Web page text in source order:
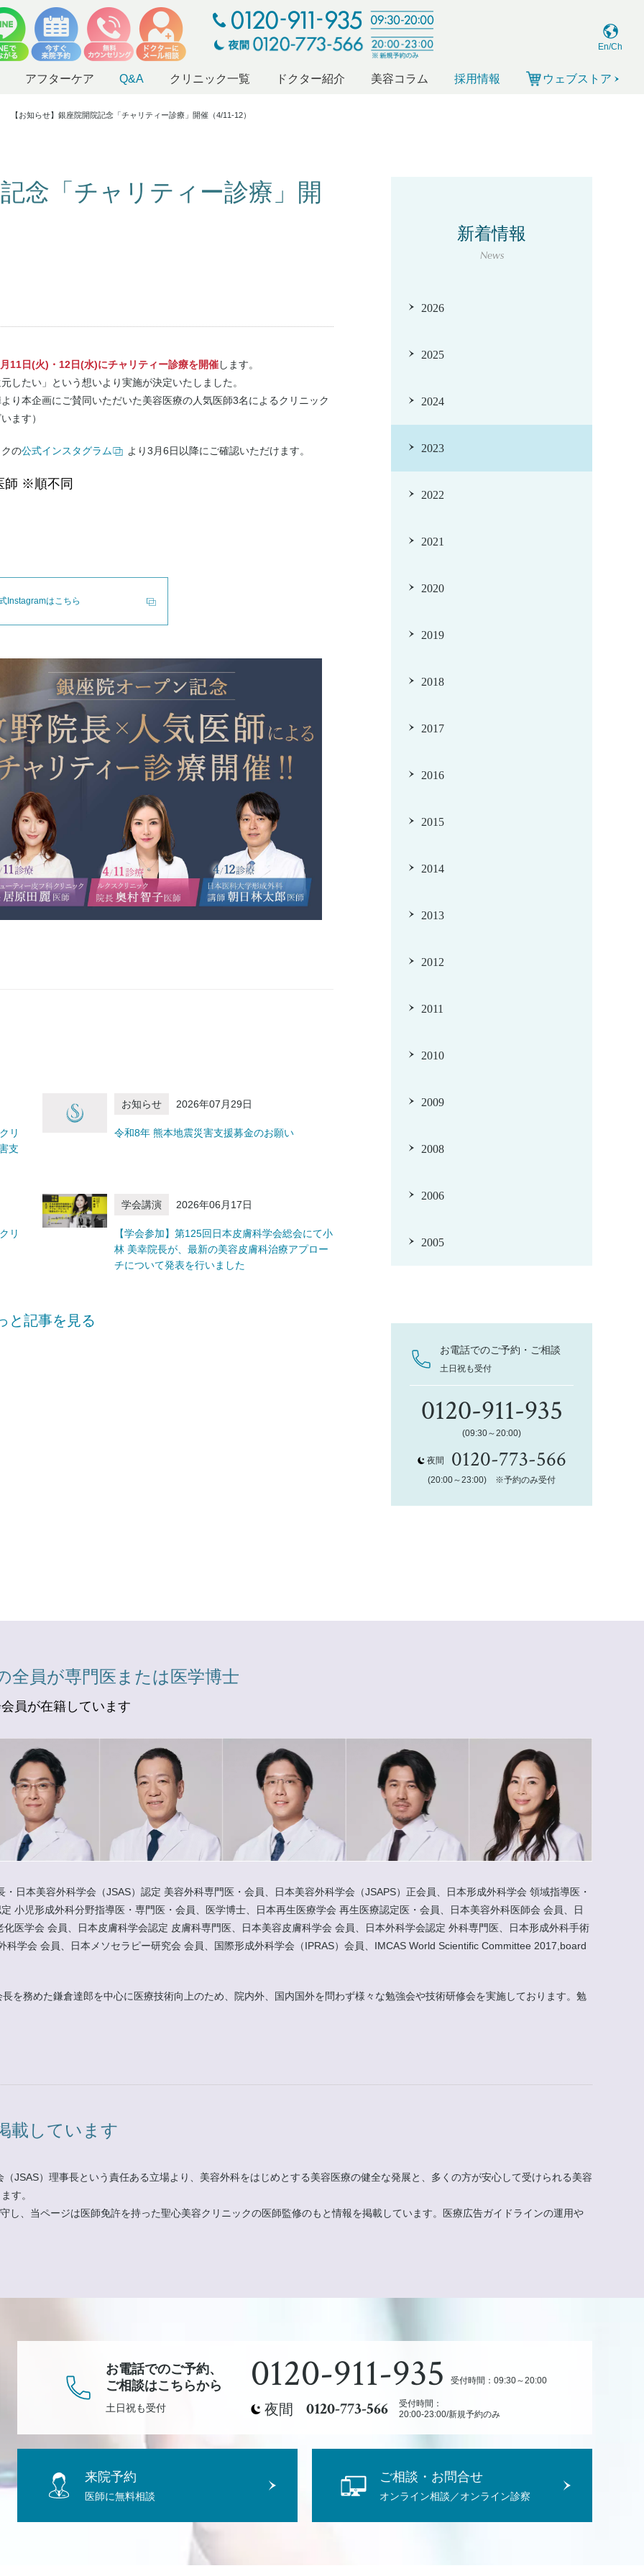
En/Ch
アフターケア Q&A クリニック一覧 ドクター紹介 美容コラム 採用情報 ウェブストア
【お知らせ】銀座院開院記念「チャリティー診療」開催（4/11-12）
新着情報
News
2026
2025
2024
2023
2022
2021
2020
2019
2018
2017
2016
2015
2014
2013
2012
2011
2010
2009
2008
2006
2005
お電話でのご予約・ご相談
土日祝も受付
0120-911-935
(09:30～20:00)
夜間 0120-773-566
(20:00～23:00) ※予約のみ受付
念「チャリティー診療」開
11日(火)・12日(水)にチャリティー診療を開催します。
したい」という想いより実施が決定いたしました。
り本企画にご賛同いただいた美容医療の人気医師3名によるクリニック
ます）
の公式インスタグラム より3月6日以降にご確認いただけます。
師 ※順不同
Instagramはこちら
リ
支
お知らせ 2026年07月29日
令和8年 熊本地震災害支援募金のお願い
リ
学会講演 2026年06月17日
【学会参加】第125回日本皮膚科学会総会にて小
林 美幸院長が、最新の美容皮膚科治療アプロー
チについて発表を行いました
と記事を見る
全員が専門医または医学博士
員が在籍しています
日本美容外科学会（JSAS）認定 美容外科専門医・会員、日本美容外科学会（JSAPS）正会員、日本形成外科学会 領域指導医・
小児形成外科分野指導医・専門医・会員、医学博士、日本再生医療学会 再生医療認定医・会員、日本美容外科医師会 会員、日
医学会 会員、日本皮膚科学会認定 皮膚科専門医、日本美容皮膚科学会 会員、日本外科学会認定 外科専門医、日本形成外科手術
学会 会員、日本メソセラピー研究会 会員、国際形成外科学会（IPRAS）会員、IMCAS World Scientific Committee 2017,board
を務めた鎌倉達郎を中心に医療技術向上のため、院内外、国内国外を問わず様々な勉強会や技術研修会を実施しております。勉
載しています
JSAS）理事長という責任ある立場より、美容外科をはじめとする美容医療の健全な発展と、多くの方が安心して受けられる美容
す。
し、当ページは医師免許を持った聖心美容クリニックの医師監修のもと情報を掲載しています。医療広告ガイドラインの運用や
お電話でのご予約、
ご相談はこちらから
土日祝も受付
0120-911-935 受付時間：09:30～20:00
夜間 0120-773-566
受付時間：
20:00-23:00/新規予約のみ
来院予約
医師に無料相談
ご相談・お問合せ
オンライン相談／オンライン診察